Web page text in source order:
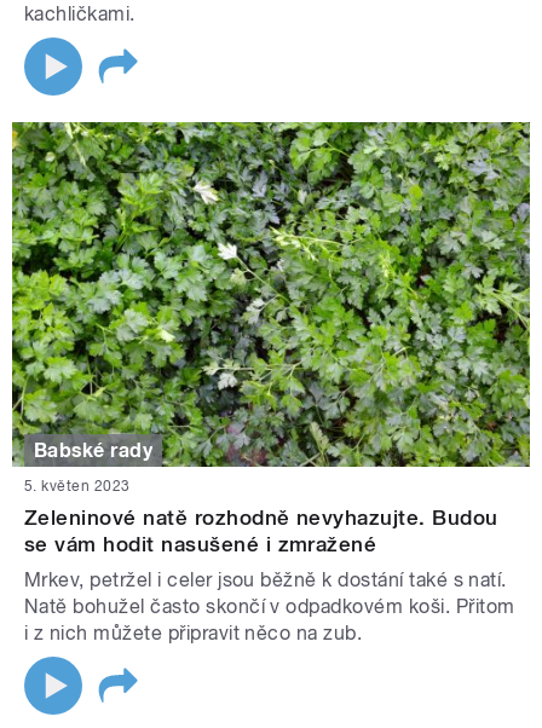
kachličkami.
Babské rady
5. květen 2023
Zeleninové natě rozhodně nevyhazujte. Budou
se vám hodit nasušené i zmražené
Mrkev, petržel i celer jsou běžně k dostání také s natí.
Natě bohužel často skončí v odpadkovém koši. Přitom
i z nich můžete připravit něco na zub.